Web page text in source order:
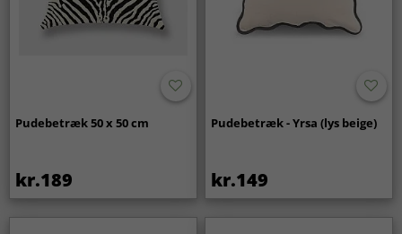
Pudebetræk 50 x 50 cm
kr.189
Pudebetræk - Yrsa (lys beige)
kr.149